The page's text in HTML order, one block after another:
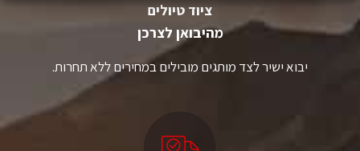
ציוד טיולים
מהיבואן לצרכן
יבוא ישיר לצד מותגים מובילים במחירים ללא תחרות.